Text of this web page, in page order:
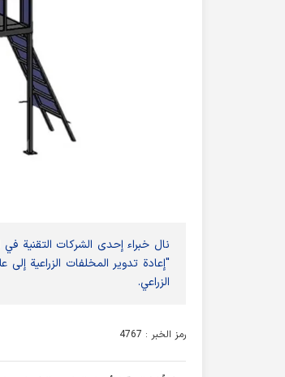
نال خبراء إحدى الشركات التقنية
"إعادة تدوير المخلفات الزراعية
الزراعي.
رمز الخبر : 4767